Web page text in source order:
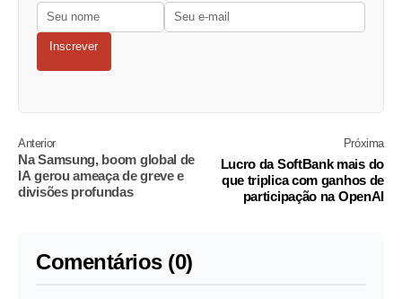
Inscrever
Anterior
Na Samsung, boom global de
IA gerou ameaça de greve e
divisões profundas
Próxima
Lucro da SoftBank mais do
que triplica com ganhos de
participação na OpenAI
Comentários (0)